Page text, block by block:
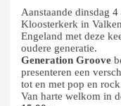
Aanstaande dinsdag
Kloosterkerk in
Engeland met deze
oudere generatie.
Generation Groove
presenteren een
tot en met pop en
Van harte welkom in